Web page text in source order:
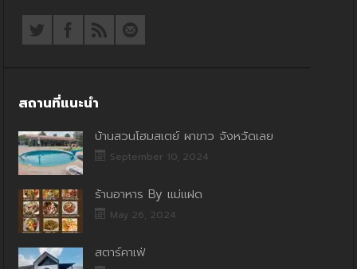
สถานที่แนะนำ
บ้านสวนโฮมสเตย์ ผาขาว จังหวัดเลย
September 10, 2024
ร้านอาหาร By แม่แฝด
May 26, 2024
สตาร์คาเฟ่